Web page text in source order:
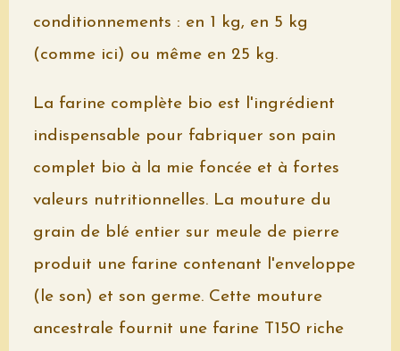
conditionnements : en 1 kg, en 5 kg
(comme ici) ou même en 25 kg.
La farine complète bio est l'ingrédient
indispensable pour fabriquer son pain
complet bio à la mie foncée et à fortes
valeurs nutritionnelles. La mouture du
grain de blé entier sur meule de pierre
produit une farine contenant l'enveloppe
(le son) et son germe. Cette mouture
ancestrale fournit une farine T150 riche